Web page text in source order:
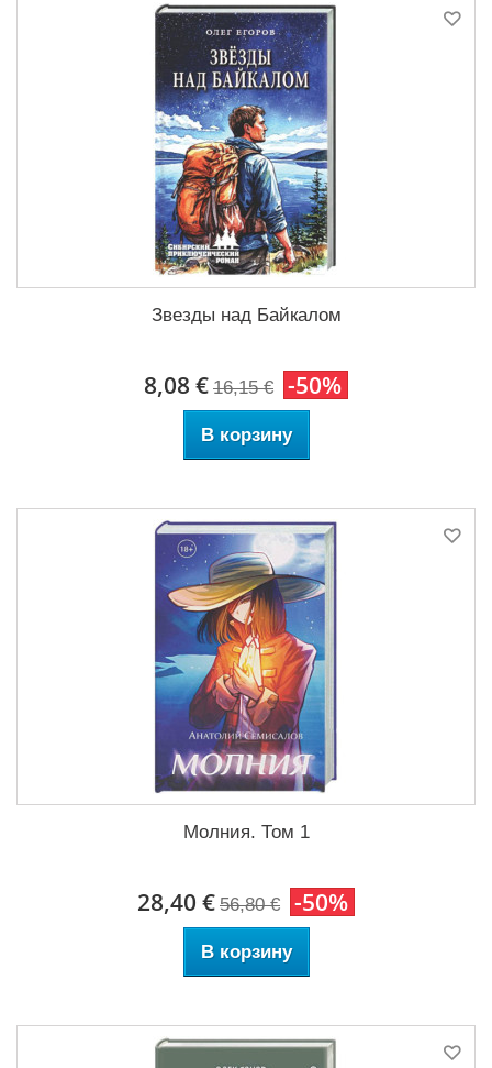
Звезды над Байкалом
8,08 € 16,15 € -50%
В корзину
Молния. Том 1
28,40 € 56,80 € -50%
В корзину